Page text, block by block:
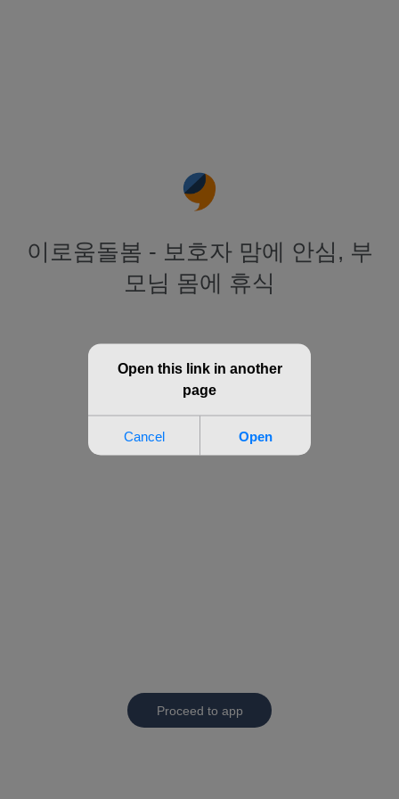
이로움돌봄 - 보호자 맘에 안심, 부
모님 몸에 휴식
Proceed to app